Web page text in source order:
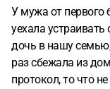
У мужа от первого
уехала
дочь в нашу
раз сбежала из
протокол, то что